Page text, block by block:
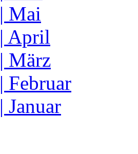
Mai
April
März
Februar
Januar